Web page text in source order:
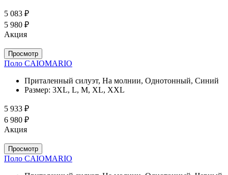
5 083 ₽
5 980 ₽
Акция
Просмотр
Поло CAIOMARIO
Приталенный силуэт, На молнии, Однотонный, Синий
Размер: 3XL, L, M, XL, XXL
5 933 ₽
6 980 ₽
Акция
Просмотр
Поло CAIOMARIO